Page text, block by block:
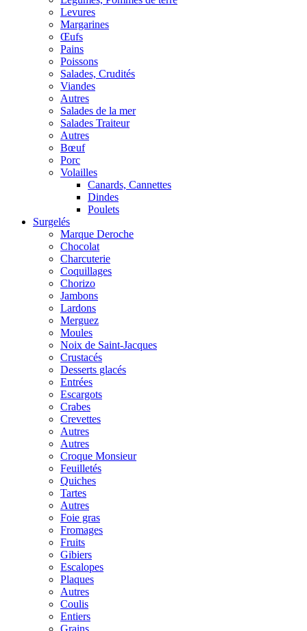
Levures
Margarines
Œufs
Pains
Poissons
Salades, Crudités
Viandes
Autres
Salades de la mer
Salades Traiteur
Autres
Bœuf
Porc
Volailles
Canards, Cannettes
Dindes
Poulets
Surgelés
Marque Deroche
Chocolat
Charcuterie
Coquillages
Chorizo
Jambons
Lardons
Merguez
Moules
Noix de Saint-Jacques
Crustacés
Desserts glacés
Entrées
Escargots
Crabes
Crevettes
Autres
Autres
Croque Monsieur
Feuilletés
Quiches
Tartes
Autres
Foie gras
Fromages
Fruits
Gibiers
Escalopes
Plaques
Autres
Coulis
Entiers
Grains